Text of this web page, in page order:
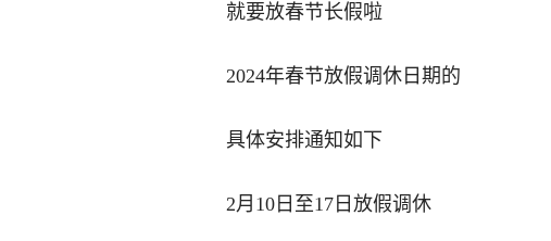
就要放春节长假啦
2024年春节放假调休日期的
具体安排通知如下
2月10日至17日放假调休